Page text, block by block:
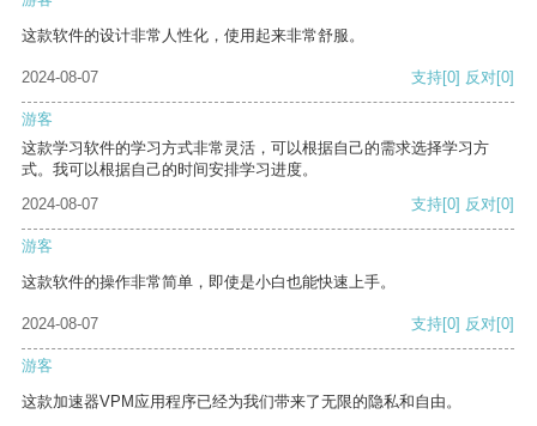
这款软件的设计非常人性化，使用起来非常舒服。
2024-08-07 支持[0] 反对[0]
游客
这款学习软件的学习方式非常灵活，可以根据自己的需求选择学习方
式。我可以根据自己的时间安排学习进度。
2024-08-07
支持[0] 反对[0]
游客
这款软件的操作非常简单，即使是小白也能快速上手。
2024-08-07 支持[0] 反对[0]
游客
这款加速器VPM应用程序已经为我们带来了无限的隐私和自由。